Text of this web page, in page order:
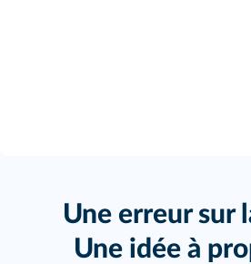
Une erreur sur
Une idée à